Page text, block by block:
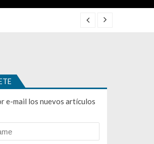
e-mail los nuevos artículos